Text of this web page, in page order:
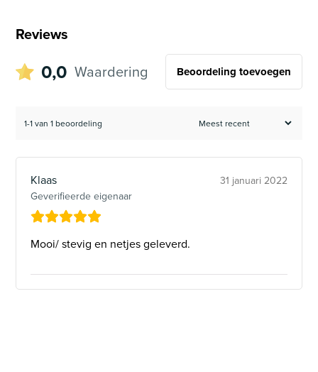
Reviews
0,0 Waardering Beoordeling toevoegen
1-1 van 1 beoordeling
Klaas
Geverifieerde eigenaar
31 januari 2022
Mooi/ stevig en netjes geleverd.